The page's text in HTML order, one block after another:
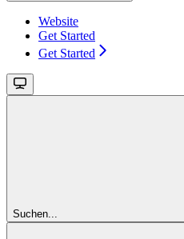
Website
Get Started
Get Started
Suchen...